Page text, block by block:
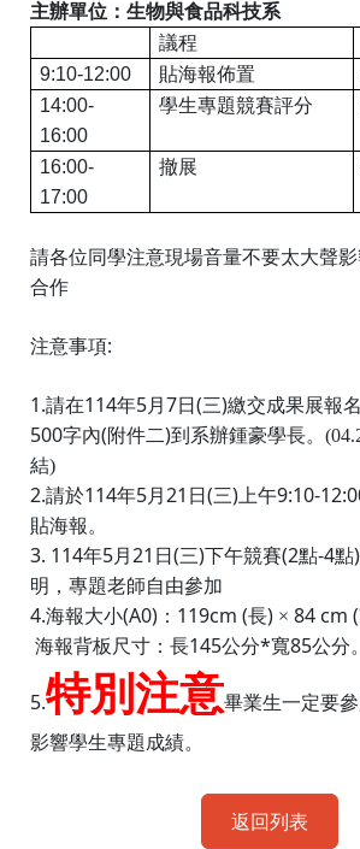
主辦單位：生物與食品科技系
議程
9:10-12:00
貼海報佈置
14:00-
16:00
學生專題競賽評分
16:00-
17:00
撤展
請各位同學注意現場音量不要太大聲
合作
注意事項:
1.請在114年5月 7日 (三)繳交成果展報
500字內(附件二)到系辦鍾豪學長。
結)
2.請於114年5月 21 日 (三) 上午9:10-
貼海報。
3. 114年5月 21 日 (三)下午競賽(2點-4點)
明，專題老師自由參加
4.海報大小(A0) ： 119cm (長) × 84 cm (
海報背板尺寸：長145公分*寬85公分。
5.特別注意畢業生一定要
影響學生專題成績。
返回列表